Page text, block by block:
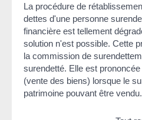
La procédure de
dettes d'une personne
financière est tellement
solution n'est possible. Cette
la commission de
surendetté. Elle est
(vente des biens) lorsque le
patrimoine pouvant être vendu.